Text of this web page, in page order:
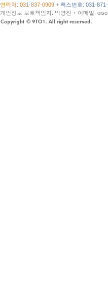
연락처: 031-837-0909 + 팩스번호: 031-
개인정보 보호책임자: 박영진 + 이메일: